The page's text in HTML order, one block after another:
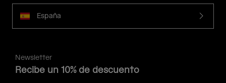
España
Newsletter
Recibe un 10% de descuento